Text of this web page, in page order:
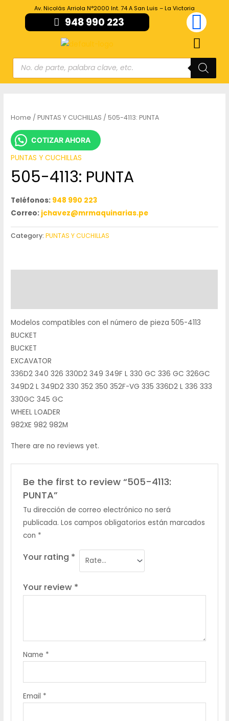
Av. Nicolás Arriola N°2000 Int. 74 A San Luis – La Victoria
948 990 223
Home /PUNTAS Y CUCHILLAS / 505-4113: PUNTA
COTIZAR AHORA
PUNTAS Y CUCHILLAS
505-4113: PUNTA
Teléfonos: 948 990 223
Correo: jchavez@mrmaquinarias.pe
Category:PUNTAS Y CUCHILLAS
Modelos compatibles con el número de pieza 505-4113
BUCKET
BUCKET
EXCAVATOR
336D2 340 326 330D2 349 349F L 330 GC 336 GC 326GC
349D2 L 349D2 330 352 350 352F-VG 335 336D2 L 336 333
330GC 345 GC
WHEEL LOADER
982XE 982 982M
There are no reviews yet.
Be the first to review “505-4113:
PUNTA”
Tu dirección de correo electrónico no será
publicada. Los campos obligatorios están marcados
con *
Your rating *
Your review *
Name *
Email *